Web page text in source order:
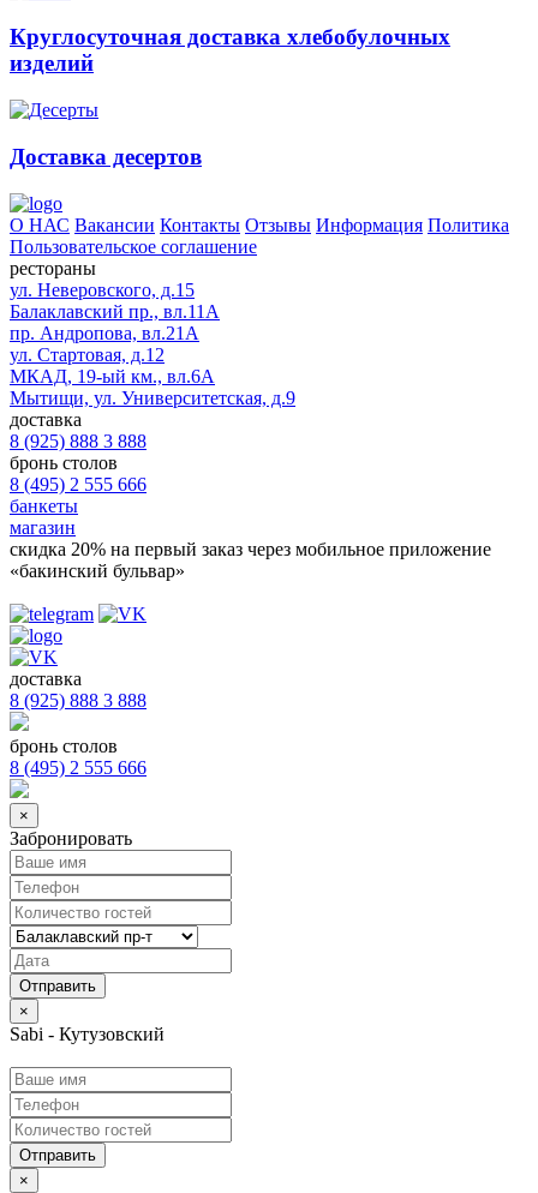
Круглосуточная доставка хлебобулочных
изделий
Доставка десертов
О НАС Вакансии Контакты Отзывы Информация Политика
Пользовательское соглашение
рестораны
ул. Неверовского, д.15
Балаклавский пр., вл.11А
пр. Андропова, вл.21А
ул. Стартовая, д.12
МКАД, 19-ый км., вл.6А
Мытищи, ул. Университетская, д.9
доставка
8 (925) 888 3 888
бронь столов
8 (495) 2 555 666
банкеты
магазин
скидка 20% на первый заказ через мобильное приложение
«бакинский бульвар»
доставка
8 (925) 888 3 888
бронь столов
8 (495) 2 555 666
×
Забронировать
×
Sabi - Кутузовский
Отправить
×